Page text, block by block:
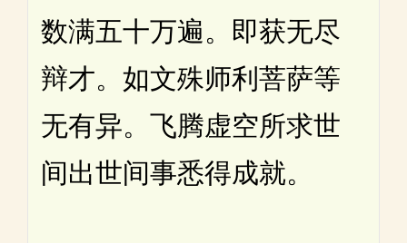
数满五十万遍。即获无尽
辩才。如文殊师利菩萨等
无有异。飞腾虚空所求世
间出世间事悉得成就。